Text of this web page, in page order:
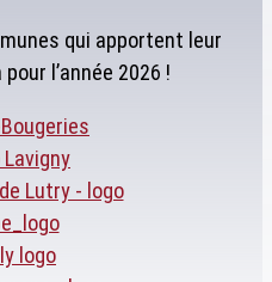
qui apportent leur
pour l’année 2026 !